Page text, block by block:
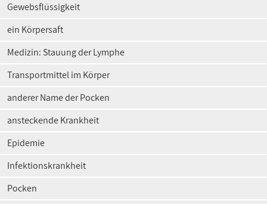
Gewebsflüssigkeit
ein Körpersaft
Medizin: Stauung der Lymphe
Transportmittel im Körper
anderer Name der Pocken
ansteckende Krankheit
Epidemie
Infektionskrankheit
Pocken